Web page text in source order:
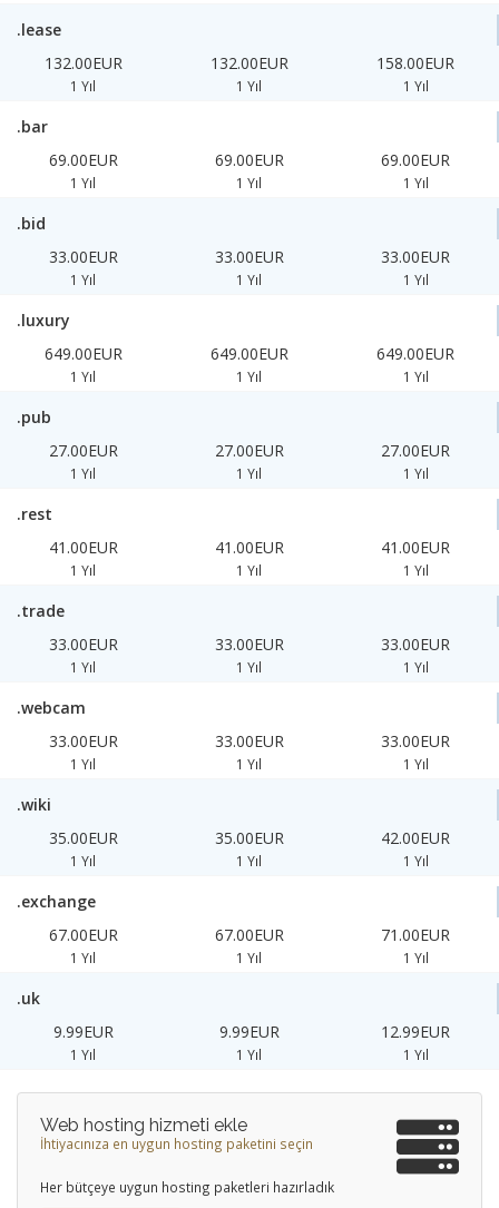
.lease
132.00EUR
1 Yıl
132.00EUR
1 Yıl
158.00EUR
1 Yıl
.bar
69.00EUR
1 Yıl
69.00EUR
1 Yıl
69.00EUR
1 Yıl
.bid
33.00EUR
1 Yıl
33.00EUR
1 Yıl
33.00EUR
1 Yıl
.luxury
649.00EUR
1 Yıl
649.00EUR
1 Yıl
649.00EUR
1 Yıl
.pub
27.00EUR
1 Yıl
27.00EUR
1 Yıl
27.00EUR
1 Yıl
.rest
41.00EUR
1 Yıl
41.00EUR
1 Yıl
41.00EUR
1 Yıl
.trade
33.00EUR
1 Yıl
33.00EUR
1 Yıl
33.00EUR
1 Yıl
.webcam
33.00EUR
1 Yıl
33.00EUR
1 Yıl
33.00EUR
1 Yıl
.wiki
35.00EUR
1 Yıl
35.00EUR
1 Yıl
42.00EUR
1 Yıl
.exchange
67.00EUR
1 Yıl
67.00EUR
1 Yıl
71.00EUR
1 Yıl
.uk
9.99EUR
1 Yıl
9.99EUR
1 Yıl
12.99EUR
1 Yıl
Web hosting hizmeti ekle
İhtiyacınıza en uygun hosting paketini seçin
Her bütçeye uygun hosting paketleri hazırladık